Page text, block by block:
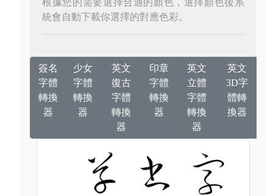
統會自動下載你選擇的對應色彩。
簽名
字體
轉換
器
少女
字體
轉換
器
英文
復古
字體
轉換
器
印章
字體
轉換
器
英文
立體
字體
轉換
器
英文
3D字
體轉
換器